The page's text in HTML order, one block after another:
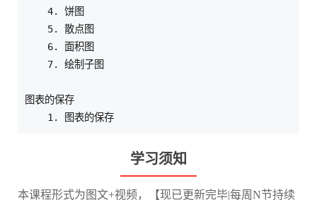
    4. 饼图
    5. 散点图
    6. 面积图
    7. 绘制子图
图表的保存
学习须知
本课程形式为图文+视频，【现已更新完毕|每周N节持续